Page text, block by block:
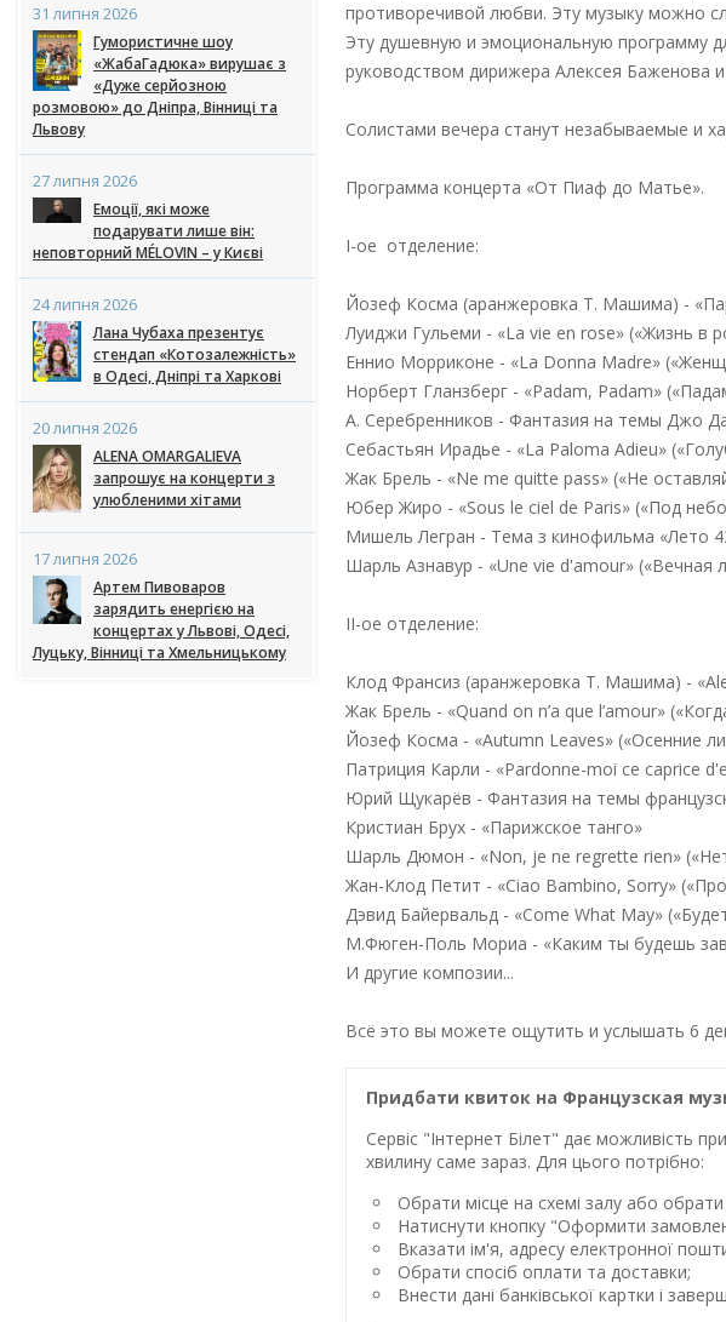
31 липня 2026
Гумористичне шоу
«ЖабаГадюка» вирушає з
«Дуже серйозною
розмовою» до Дніпра, Вінниці та
Львову
27 липня 2026
Емоції, які може
подарувати лише він:
неповторний MÉLOVIN – у Києві
24 липня 2026
Лана Чубаха презентує
стендап «Котозалежність»
в Одесі, Дніпрі та Харкові
20 липня 2026
ALENA OMARGALIEVA
запрошує на концерти з
улюбленими хітами
17 липня 2026
Артем Пивоваров
зарядить енергією на
концертах у Львові, Одесі,
Луцьку, Вінниці та Хмельницькому
противоречивой любви. Эту музыку можно
Эту душевную и эмоциональную программу
руководством дирижера Алексея Баженова
Солистами вечера станут незабываемые и
Программа концерта «От Пиаф до Матье».
I-ое отделение:
Йозеф Косма (аранжеровка Т. Машима) -
Луиджи Гульеми - «La vie en rose» («Жизнь в
Еннио Морриконе - «La Donna Madre»
Норберт Гланзберг - «Padam, Padam»
А. Серебренников - Фантазия на темы Джо
Себастьян Ирадье - «La Paloma Adieu»
Жак Брель - «Ne me quitte pass» («Не
Юбер Жиро - «Sous le ciel de Paris» («Под
Мишель Легран - Тема з кинофильма «Лето
Шарль Азнавур - «Une vie d'amour» («Вечная
II-ое отделение:
Клод Франсиз (аранжеровка Т. Машима) -
Жак Брель - «Quand on n’a que l’amour»
Йозеф Косма - «Autumn Leaves» («Осенние
Патриция Карли - «Pardonne-moi ce caprice
Юрий Щукарёв - Фантазия на темы
Кристиан Брух - «Парижское танго»
Шарль Дюмон - «Non, je ne regrette rien»
Жан-Клод Петит - «Ciao Bambino, Sorry»
Дэвид Байервальд - «Come What May»
М.Фюген-Поль Мориа - «Каким ты будешь
И другие композии...
Всё это вы можете ощутить и услышать 6
Придбати квиток на Французская
Сервіс "Інтернет Білет" дає можливість
хвилину саме зараз. Для цього потрібно:
Обрати місце на схемі залу або обрати
Натиснути кнопку "Оформити
Вказати ім'я, адресу електронної
Обрати спосіб оплати та доставки;
Внести дані банківської картки і